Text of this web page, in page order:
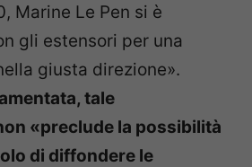
Marine Le Pen si è
gli estensori per una
giusta direzione».
tale
«preclude la possibilità
di diffondere le